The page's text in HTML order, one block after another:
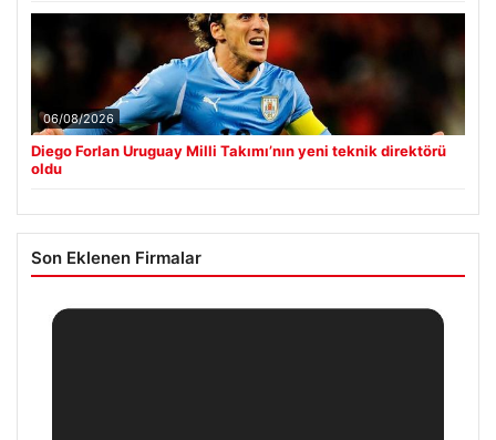
06/08/2026
Diego Forlan Uruguay Milli Takımı’nın yeni teknik direktörü
oldu
Son Eklenen Firmalar